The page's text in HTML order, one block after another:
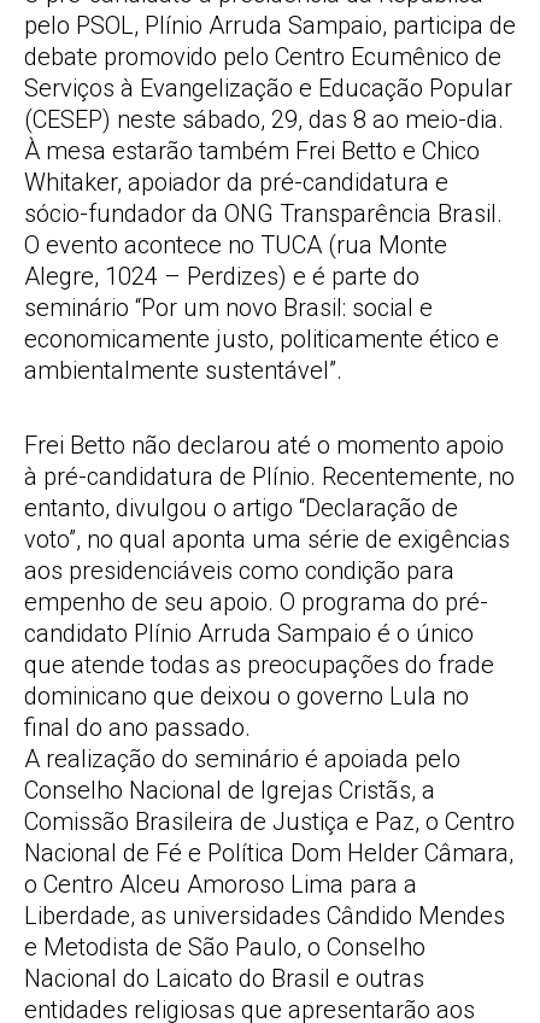
pelo PSOL, Plínio Arruda Sampaio, participa de
debate promovido pelo Centro Ecumênico de
Serviços à Evangelização e Educação Popular
(CESEP) neste sábado, 29, das 8 ao meio-dia.
À mesa estarão também Frei Betto e Chico
Whitaker, apoiador da pré-candidatura e
sócio-fundador da ONG Transparência Brasil.
O evento acontece no TUCA (rua Monte
Alegre, 1024 – Perdizes) e é parte do
seminário “Por um novo Brasil: social e
economicamente justo, politicamente ético e
ambientalmente sustentável”.
Frei Betto não declarou até o momento apoio
à pré-candidatura de Plínio. Recentemente, no
entanto, divulgou o artigo “Declaração de
voto”, no qual aponta uma série de exigências
aos presidenciáveis como condição para
empenho de seu apoio. O programa do pré-
candidato Plínio Arruda Sampaio é o único
que atende todas as preocupações do frade
dominicano que deixou o governo Lula no
final do ano passado.
A realização do seminário é apoiada pelo
Conselho Nacional de Igrejas Cristãs, a
Comissão Brasileira de Justiça e Paz, o Centro
Nacional de Fé e Política Dom Helder Câmara,
o Centro Alceu Amoroso Lima para a
Liberdade, as universidades Cândido Mendes
e Metodista de São Paulo, o Conselho
Nacional do Laicato do Brasil e outras
entidades religiosas que apresentarão aos